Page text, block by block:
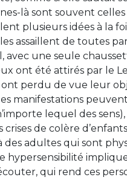
là sont souvent
plusieurs idées à la
assaillent de toutes
une seule
ont été attirés par le
ont perdu de vue leur
manifestations
lequel des
de colère
des adultes qui sont
hypersensibilité
qui rend ces